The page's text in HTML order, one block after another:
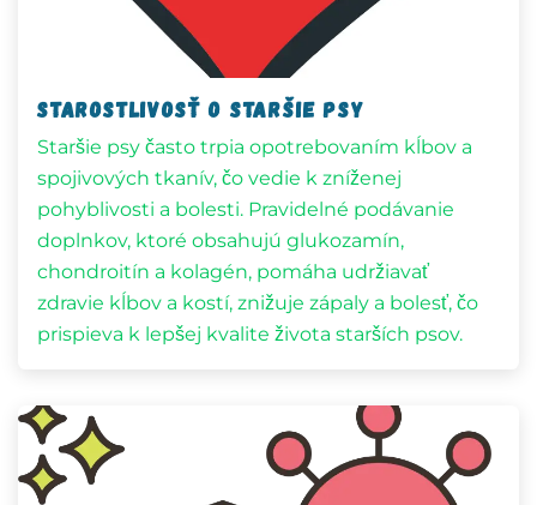
Starostlivosť o staršie psy
Staršie psy často trpia opotrebovaním kĺbov a
spojivových tkanív, čo vedie k zníženej
pohyblivosti a bolesti. Pravidelné podávanie
doplnkov, ktoré obsahujú glukozamín,
chondroitín a kolagén, pomáha udržiavať
zdravie kĺbov a kostí, znižuje zápaly a bolesť, čo
prispieva k lepšej kvalite života starších psov.